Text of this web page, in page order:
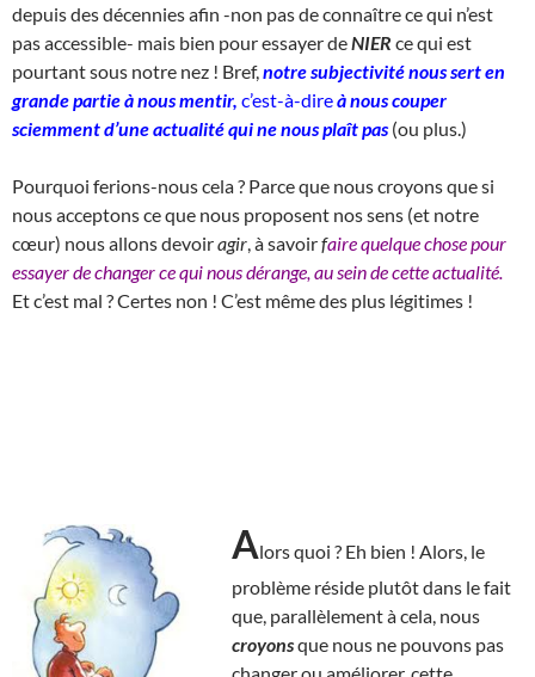
depuis des décennies afin -non pas de connaître ce qui n’est
pas accessible- mais bien pour essayer deNIER ce qui est
pourtant sous notre nez ! Bref, notre subjectivité nous sert en
grande partie à nous mentir, c’est-à-direà nous couper
sciemment d’une actualité qui ne nous plaît pas(ou plus.)
Pourquoi ferions-nous cela ? Parce que nous croyons que si
nous acceptons ce que nous proposent nos sens (et notre
cœur) nous allons devoiragir , à savoirfaire quelque chose pour
essayer de changer ce qui nous dérange, au sein de cette actualité.
Et c’est mal ? Certes non ! C’est même des plus légitimes !
Alors quoi ? Eh bien ! Alors, le
problème réside plutôt dans le fait
que, parallèlement à cela, nous
croyonsque nous ne pouvons pas
changer ou améliorer, cette